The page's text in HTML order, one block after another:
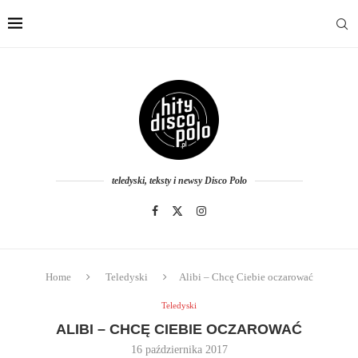
teledyski, teksty i newsy Disco Polo
Home Teledyski Alibi – Chcę Ciebie oczarować
Teledyski
ALIBI – CHCĘ CIEBIE OCZAROWAĆ
16 października 2017